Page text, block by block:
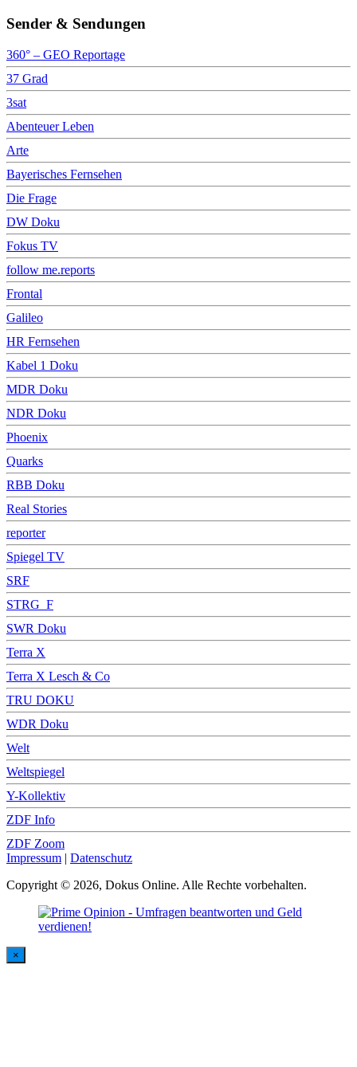
Sender & Sendungen
360° – GEO Reportage
37 Grad
3sat
Abenteuer Leben
Arte
Bayerisches Fernsehen
Die Frage
DW Doku
Fokus TV
follow me.reports
Frontal
Galileo
HR Fernsehen
Kabel 1 Doku
MDR Doku
NDR Doku
Phoenix
Quarks
RBB Doku
Real Stories
reporter
Spiegel TV
SRF
STRG_F
SWR Doku
Terra X
Terra X Lesch & Co
TRU DOKU
WDR Doku
Welt
Weltspiegel
Y-Kollektiv
ZDF Info
ZDF Zoom
Impressum | Datenschutz
Copyright © 2026, Dokus Online. Alle Rechte vorbehalten.
×